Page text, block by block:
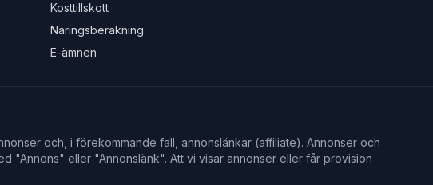
Kosttillskott
Näringsberäkning
E-ämnen
och, i förekommande fall, annonslänkar (affiliate). Annonser och
"Annons" eller "Annonslänk". Att vi visar annonser eller får provision